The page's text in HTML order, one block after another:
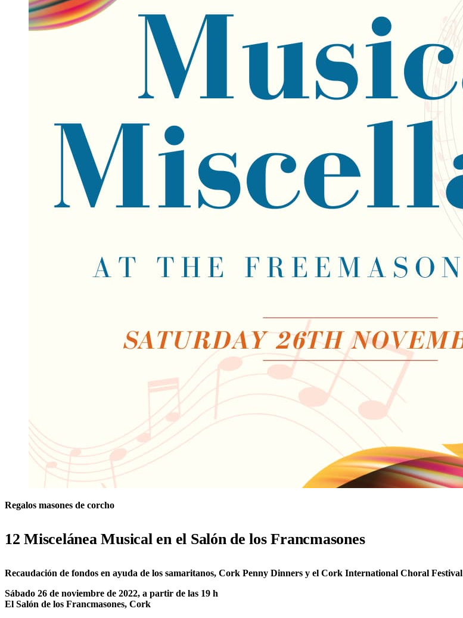
Regalos masones de corcho
12 Miscelánea Musical en el Salón de los Francmasones
Recaudación de fondos en ayuda de los samaritanos, Cork Penny Dinners y el Cork International Choral Festival
Sábado 26 de noviembre de 2022, a partir de las 19 h
El Salón de los Francmasones, Cork